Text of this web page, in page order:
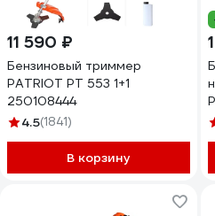
11 590 ₽
Бензиновый триммер
PATRIOT PT 553 1+1
250108444
4.5(1841)
В корзину